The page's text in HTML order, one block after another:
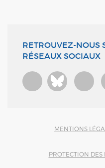
RETROUVEZ-NOUS
RÉSEAUX SOCIAUX
Bluesky
MENTIONS
PROTECTION